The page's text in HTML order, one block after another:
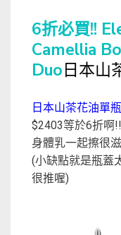
6折必買!!
Camellia
Duo日本山
日本山茶花油單
$2403等於6折啊
身體乳一起擦很
(小缺點就是瓶蓋
很推喔)